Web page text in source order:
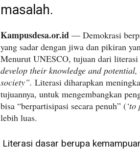
masalah.
Kampusdesa.or.id — Demokrasi
yang sadar dengan jiwa dan pikiran
Menurut UNESCO, tujuan dari literasi
develop their knowledge and
society”. Literasi diharapkan
tujuannya, untuk mengembangkan
bisa “berpartisipasi secara penuh” (
lebih luas.
Literasi dasar berupa